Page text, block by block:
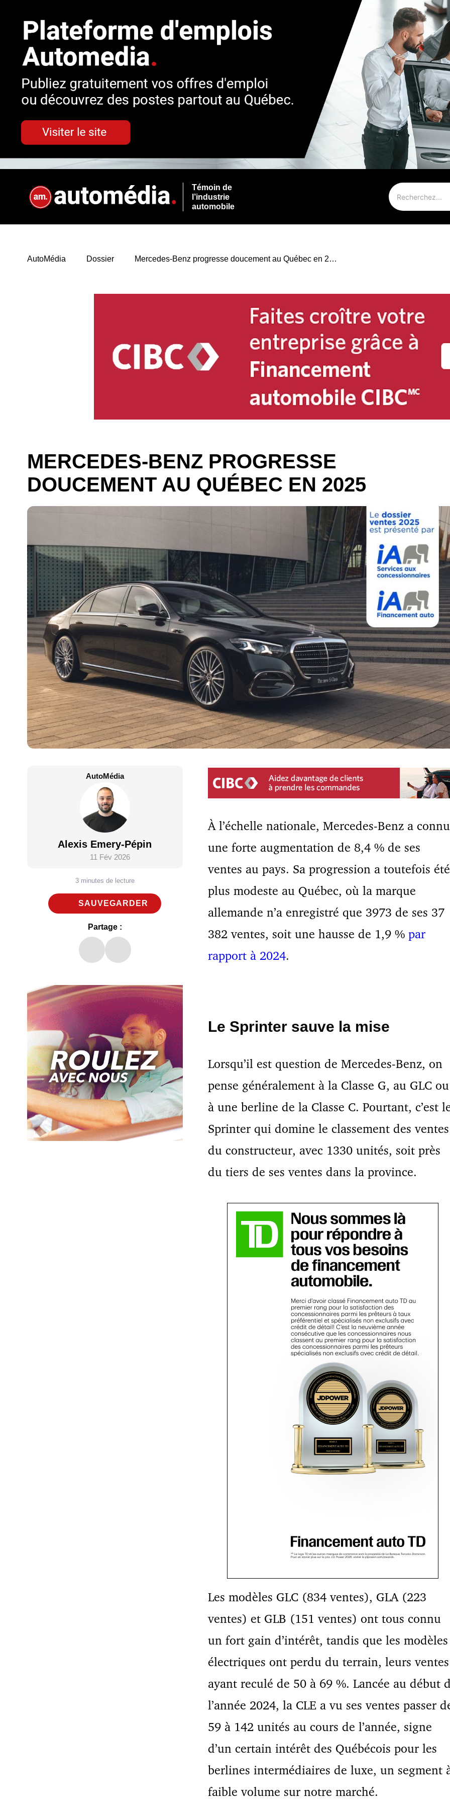
Témoin de
l’industrie
automobile
AutoMédia Dossier Mercedes-Benz progresse doucement au Québec en 2025
MERCEDES-BENZ PROGRESSE
DOUCEMENT AU QUÉBEC EN 2025
AutoMédia
Alexis Emery-Pépin
11 Fév 2026
3 minutes de lecture
SAUVEGARDER
Partage :
À l’échelle nationale, Mercedes-Benz a connu
une forte augmentation de 8,4 % de ses
ventes au pays. Sa progression a toutefois été
plus modeste au Québec, où la marque
allemande n’a enregistré que 3973 de ses 37
382 ventes, soit une hausse de 1,9 % par
rapport à 2024.
Le Sprinter sauve la mise
Lorsqu’il est question de Mercedes-Benz, on
pense généralement à la Classe G, au GLC ou
à une berline de la Classe C. Pourtant, c’est
Sprinter qui domine le classement des ventes
du constructeur, avec 1330 unités, soit près
du tiers de ses ventes dans la province.
Les modèles GLC (834 ventes), GLA (223
ventes) et GLB (151 ventes) ont tous connu
un fort gain d’intérêt, tandis que les modèles
électriques ont perdu du terrain, leurs ventes
ayant reculé de 50 à 69 %. Lancée au début
l’année 2024, la CLE a vu ses ventes passer
59 à 142 unités au cours de l’année, signe
d’un certain intérêt des Québécois pour les
berlines intermédiaires de luxe, un segment
faible volume sur notre marché.